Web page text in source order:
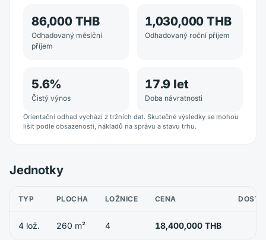
86,000 THB
Odhadovaný měsíční
příjem
1,030,000 THB
Odhadovaný roční příjem
5.6%
Čistý výnos
17.9 let
Doba návratnosti
Orientační odhad vychází z tržních dat. Skutečné výsledky se mohou
lišit podle obsazenosti, nákladů na správu a stavu trhu.
Jednotky
TYP PLOCHA LOŽNICE CENA
4 lož. 260 m² 4 18,400,000 THB